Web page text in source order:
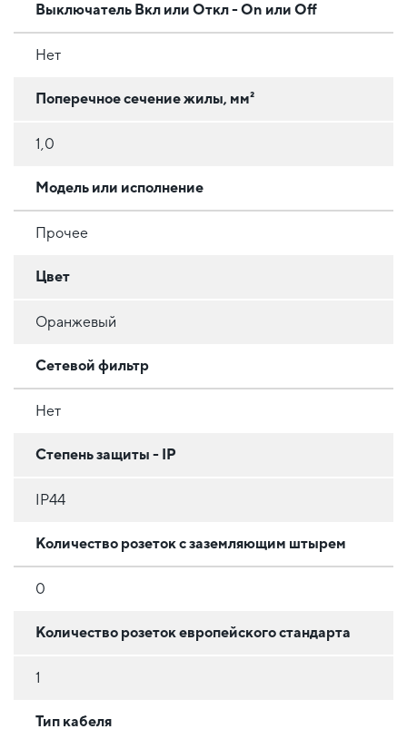
Выключатель Вкл или Откл - On или Off
Нет
Поперечное сечение жилы, мм²
1,0
Модель или исполнение
Прочее
Цвет
Оранжевый
Сетевой фильтр
Нет
Степень защиты - IP
IP44
Количество розеток с заземляющим штырем
0
Количество розеток европейского стандарта
1
Тип кабеля